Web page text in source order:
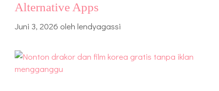
Alternative Apps
Juni 3, 2026 oleh lendyagassi